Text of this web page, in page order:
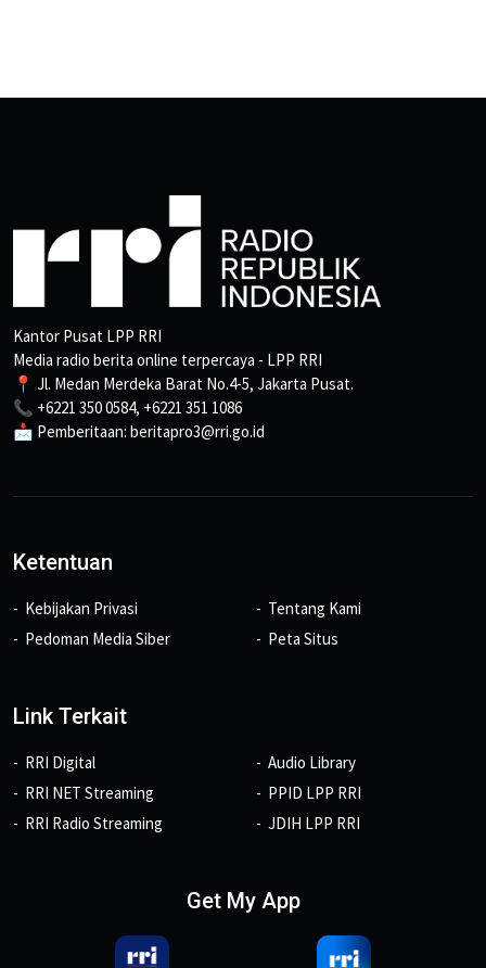
Kantor Pusat LPP RRI
Media radio berita online terpercaya - LPP RRI
📍 Jl. Medan Merdeka Barat No.4-5, Jakarta Pusat.
📞 +6221 350 0584, +6221 351 1086
📩 Pemberitaan: beritapro3@rri.go.id
Ketentuan
Kebijakan Privasi
Pedoman Media Siber
Tentang Kami
Peta Situs
Link Terkait
RRI Digital
RRI NET Streaming
RRI Radio Streaming
Audio Library
PPID LPP RRI
JDIH LPP RRI
Get My App